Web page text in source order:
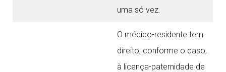
uma só vez.
O médico-residente tem
direito, conforme o caso,
à licença-paternidade de